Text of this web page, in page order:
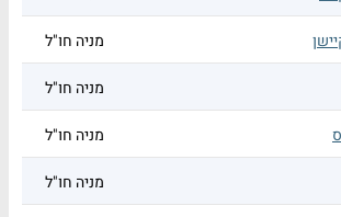
מניה חו"ל
מניה חו"ל
מניה חו"ל
מניה חו"ל